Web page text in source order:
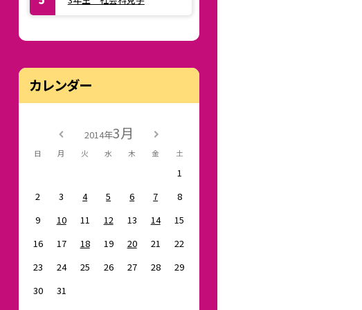
カレンダー
2014年3月
日 月 火 水 木 金 土
1
2
3 4 5 6 7
8
9
10 11 12 13 14
15
16
17 18 19 20 21
22
23
24 25 26 27 28
29
30
31